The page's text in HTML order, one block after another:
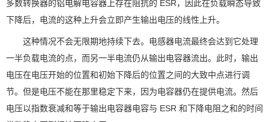
多数转换器的铝电解电容器上存在阻抗的 ESR，因此在负载瞬态导致
下降后，电流的这种上升会立即产生输出电压的线性上升。
这种情况不会无限期地持续下去。电感器电流最终会达到它处理
一半负载电流的点，而另一半电流仍从输出电容器流出。此时，输出
电压在电压开始的位置和初始下降后的位置之间的大致中点进行调
节。但是电压不能在那里稳定下来，因为电容器仍在提供电流。然后
电压以指数衰减和等于输出电容器电容与 ESR 和下降电阻之和的时间